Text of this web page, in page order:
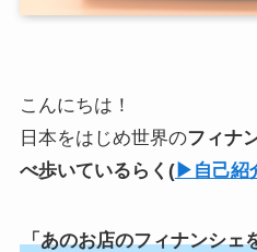
こんにちは！
日本をはじめ世界のフィナ
べ歩いている らく (▶︎自己紹
「あのお店のフィナンシェ